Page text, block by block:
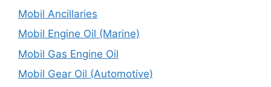
Mobil Ancillaries
Mobil Engine Oil (Marine)
Mobil Gas Engine Oil
Mobil Gear Oil (Automotive)